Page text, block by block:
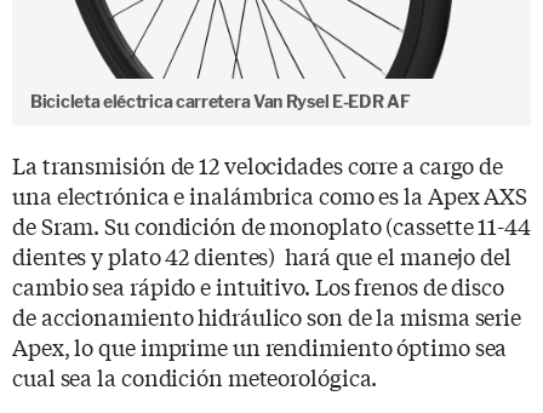
Bicicleta eléctrica carretera Van Rysel E-EDR AF
La transmisión de 12 velocidades corre a cargo de
una electrónica e inalámbrica como es la Apex AXS
de Sram. Su condición de monoplato (cassette 11-44
dientes y plato 42 dientes) hará que el manejo del
cambio sea rápido e intuitivo. Los frenos de disco
de accionamiento hidráulico son de la misma serie
Apex, lo que imprime un rendimiento óptimo sea
cual sea la condición meteorológica.